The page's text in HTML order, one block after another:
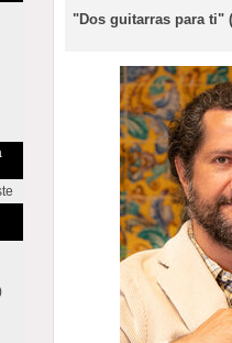
"Dos guitarras para ti"